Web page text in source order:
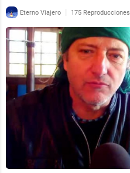
Eterno Viajero | 175 Reproducciones